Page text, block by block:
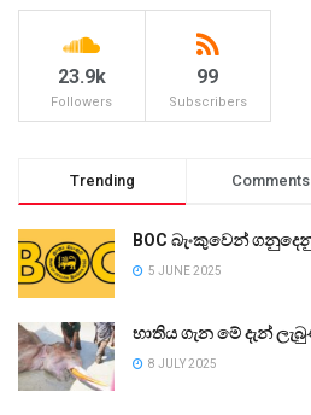
23.9k
Followers
99
Subscribers
Trending Comments
BOC බැංකුවෙන්
5 JUNE 2025
භාතිය ගැන මේ දැන්
8 JULY 2025